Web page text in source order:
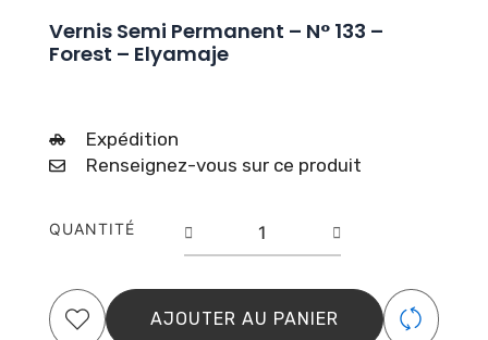
Vernis Semi Permanent – N° 133 –
Forest – Elyamaje
Expédition
Renseignez-vous sur ce produit
QUANTITÉ
Semi
–
AJOUTER AU PANIER